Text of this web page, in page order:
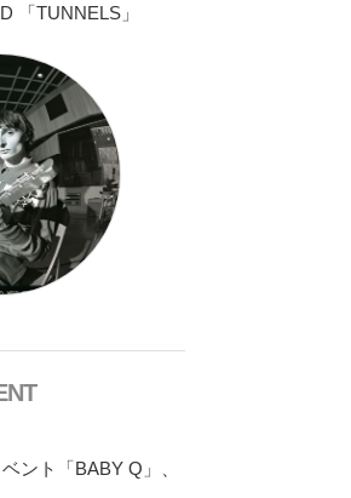
「TUNNELS」
ント「BABY Q」、